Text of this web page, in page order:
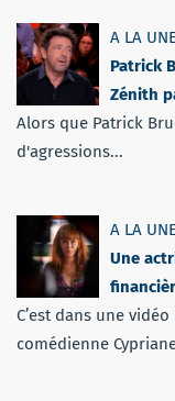
A LA
Patrick
Zénith
Alors que Patrick
d'agressions...
A LA
Une
C’est dans une
comédienne